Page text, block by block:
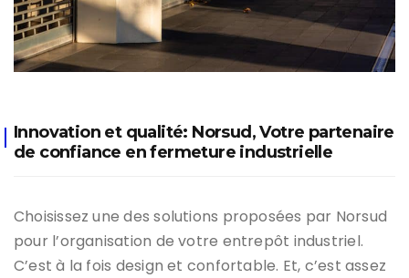
Innovation et qualité: Norsud, Votre partenaire
de confiance en fermeture industrielle
Choisissez une des solutions proposées par Norsud
pour l’organisation de votre entrepôt industriel.
C’est à la fois design et confortable. Et, c’est assez